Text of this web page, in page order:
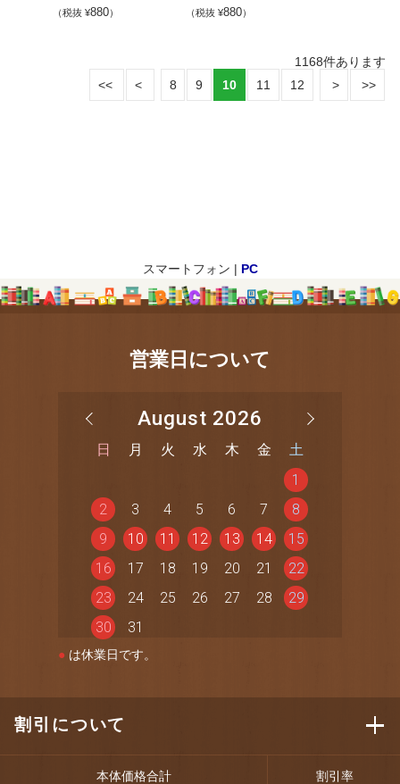
（税抜 ¥880） （税抜 ¥880）
1168件あります
8
9 10 11 12
スマートフォン | PC
営業日について
August 2026
日 月 火 水 木 金
土
1
2
3 4 5 6 7
8
9
10 11 12 13 14
15
16
17 18 19 20 21
22
23
24 25 26 27 28
29
30
31
● は休業日です。
割引について
本体価格合計 割引率